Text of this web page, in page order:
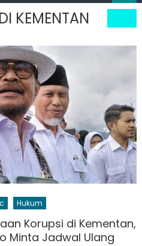
KEMENTAN
Hukum
Korupsi di Kementan,
Minta Jadwal Ulang